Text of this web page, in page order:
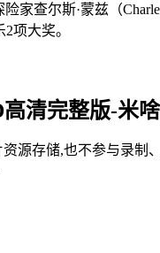
查尔斯·蒙兹（
项大奖。
清完整版-米
源存储,也不参与录制